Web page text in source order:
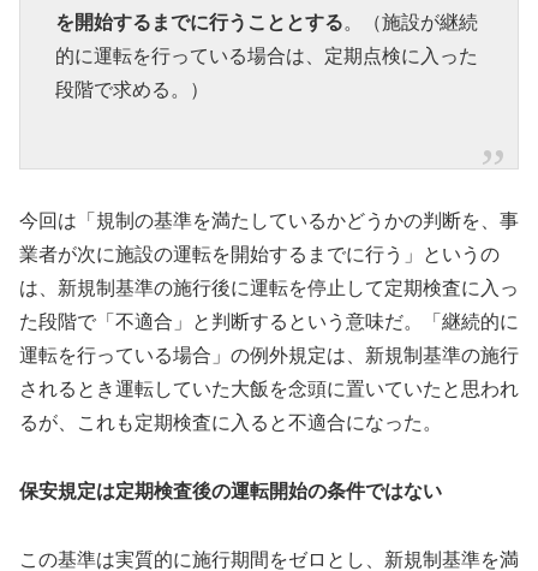
を開始するまでに行うこととする。（施設が継続
的に運転を行っている場合は、定期点検に入った
段階で求める。）
今回は「規制の基準を満たしているかどうかの判断を、事
業者が次に施設の運転を開始するまでに行う」というの
は、新規制基準の施行後に運転を停止して定期検査に入っ
た段階で「不適合」と判断するという意味だ。「継続的に
運転を行っている場合」の例外規定は、新規制基準の施行
されるとき運転していた大飯を念頭に置いていたと思われ
るが、これも定期検査に入ると不適合になった。
保安規定は定期検査後の運転開始の条件ではない
この基準は実質的に施行期間をゼロとし、新規制基準を満